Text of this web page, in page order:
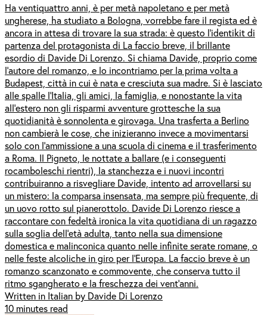
Ha ventiquattro anni, è per metà napoletano e per metà
ungherese, ha studiato a Bologna, vorrebbe fare il regista ed è
ancora in attesa di trovare la sua strada: è questo l’identikit di
partenza del protagonista di La faccio breve, il brillante
esordio di Davide Di Lorenzo. Si chiama Davide, proprio come
l’autore del romanzo, e lo incontriamo per la prima volta a
Budapest, città in cui è nata e cresciuta sua madre. Si è lasciato
alle spalle l’Italia, gli amici, la famiglia, e nonostante la vita
all’estero non gli risparmi avventure grottesche la sua
quotidianità è sonnolenta e girovaga. Una trasferta a Berlino
non cambierà le cose, che inizieranno invece a movimentarsi
solo con l’ammissione a una scuola di cinema e il trasferimento
a Roma. Il Pigneto, le nottate a ballare (e i conseguenti
rocamboleschi rientri), la stanchezza e i nuovi incontri
contribuiranno a risvegliare Davide, intento ad arrovellarsi su
un mistero: la comparsa insensata, ma sempre più frequente, di
un uovo rotto sul pianerottolo. Davide Di Lorenzo riesce a
raccontare con fedeltà ironica la vita quotidiana di un ragazzo
sulla soglia dell’età adulta, tanto nella sua dimensione
domestica e malinconica quanto nelle infinite serate romane, o
nelle feste alcoliche in giro per l’Europa. La faccio breve è un
romanzo scanzonato e commovente, che conserva tutto il
ritmo sgangherato e la freschezza dei vent’anni.
Written in Italian by Davide Di Lorenzo
10 minutes read